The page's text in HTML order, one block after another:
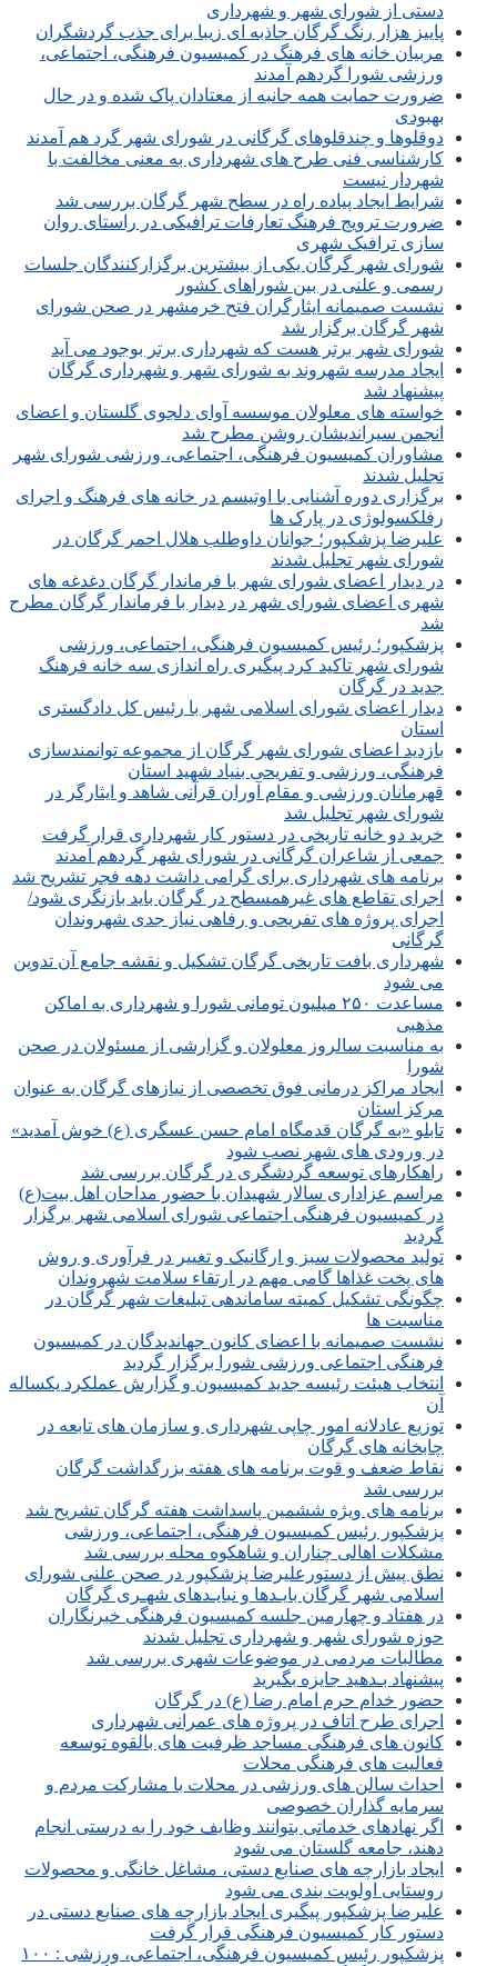
دستی از شورای شهر و شهرداری
پاییز هزار رنگ گرگان جاذبه ای زیبا برای جذب گردشگران
مربیان خانه های فرهنگ در کمیسیون فرهنگی، اجتماعی،
ورزشی شورا گردهم آمدند
ضرورت حمایت همه جانبه از معتادان پاک شده و در حال
بهبودی
دوقلوها و چندقلوهای گرگانی در شورای شهر گرد هم آمدند
کارشناسی فنی طرح های شهرداری به معنی مخالفت با
شهردار نیست
شرایط ایجاد پیاده راه در سطح شهر گرگان بررسی شد
ضرورت ترویج فرهنگ تعارفات ترافیکی در راستای روان
سازی ترافیک شهری
شورای شهر گرگان یکی از بیشترین برگزارکنندگان جلسات
رسمی و علنی در بین شوراهای کشور
نشست صمیمانه ایثارگران فتح خرمشهر در صحن شورای
شهر گرگان برگزار شد
شورای شهر برتر هست که شهرداری برتر بوجود می آید
ایجاد مدرسه شهروند به شورای شهر و شهرداری گرگان
پیشنهاد شد
خواسته های معلولان موسسه آوای دلجوی گلستان و اعضای
انجمن سیراندیشان روشن مطرح شد
مشاوران کمیسیون فرهنگی، اجتماعی، ورزشی شورای شهر
تجلیل شدند
برگزاری دوره آشنایی با اوتیسم در خانه های فرهنگ و اجرای
رفلکسولوژی در پارک ها
علیرضا پزشکپور؛ جوانان داوطلب هلال احمر گرگان در
شورای شهر تجلیل شدند
در دیدار اعضای شورای شهر با فرماندار گرگان دغدغه های
شهری اعضای شورای شهر در دیدار با فرماندار گرگان مطرح
شد
پزشکپور؛ رئیس کمیسیون فرهنگی، اجتماعی، ورزشی
شورای شهر تاکید کرد پیگیری راه اندازی سه خانه فرهنگ
جدید در گرگان
دیدار اعضای شورای اسلامی شهر با رئیس کل دادگستری
استان
بازدید اعضای شورای شهر گرگان از مجموعه توانمندسازی
فرهنگی، ورزشی و تفریحی بنیاد شهید استان
قهرمانان ورزشی و مقام آوران قرآنی شاهد و ایثارگر در
شورای شهر تجلیل شد
خرید دو خانه تاریخی در دستور کار شهرداری قرار گرفت
جمعی از شاعران گرگانی در شورای شهر گردهم آمدند
برنامه های شهرداری برای گرامی داشت دهه فجر تشریح شد
اجرای تقاطع های غیرهمسطح در گرگان باید بازنگری شود/
اجرای پروژه های تفریحی و رفاهی نیاز جدی شهروندان
گرگانی
شهرداری بافت تاریخی گرگان تشکیل و نقشه جامع آن تدوین
می شود
مساعدت ۲۵۰ میلیون تومانی شورا و شهرداری به اماکن
مذهبی
به مناسبت سالروز معلولان و گزارشی از مسئولان در صحن
شورا
ایجاد مراکز درمانی فوق تخصصی از نیازهای گرگان به عنوان
مرکز استان
تابلو «به گرگان قدمگاه امام حسن عسگری (ع) خوش آمدید»
در ورودی های شهر نصب شود
راهکارهای توسعه گردشگری در گرگان بررسی شد
مراسم عزاداری سالار شهیدان با حضور مداحان اهل بیت(ع)
در کمیسیون فرهنگی اجتماعی شورای اسلامی شهر برگزار
گردید
تولید محصولات سبز و ارگانیک و تغییر در فرآوری و روش
های پخت غذاها گامی مهم در ارتقاء سلامت شهروندان
چگونگی تشکیل کمیته ساماندهی تبلیغات شهر گرگان در
مناسبت ها
نشست صمیمانه با اعضای کانون جهاندیدگان در کمیسیون
فرهنگی اجتماعی ورزشی شورا برگزار گردید
انتخاب هیئت رئیسه جدید کمیسیون و گزارش عملکرد یکساله
آن
توزیع عادلانه امور چاپی شهرداری و سازمان های تابعه در
چابخانه های گرگان
نقاط ضعف و قوت برنامه های هفته بزرگداشت گرگان
بررسی شد
برنامه های ویژه ششمین پاسداشت هفته گرگان تشریح شد
پزشکپور رئیس کمیسیون فرهنگی، اجتماعی، ورزشی
مشکلات اهالی چناران و شاهکوه محله بررسی شد
نطق پیش از دستورعلیرضا پزشکپور در صحن علنی شورای
اسلامی شهر گرگان بایـدها و نبایـدهای شهـری گرگان
در هفتاد و چهارمین جلسه کمیسیون فرهنگی خبرنگاران
حوزه شورای شهر و شهرداری تجلیل شدند
مطالبات مردمی در موضوعات شهری بررسی شد
پیشنهاد بـدهید جایزه بگیرید
حضور خدام حرم امام رضا (ع) در گرگان
اجرای طرح اتاف در پروژه های عمرانی شهرداری
کانون های فرهنگی مساجد ظرفیت های بالقوه توسعه
فعالیت های فرهنگی محلات
احداث سالن های ورزشی در محلات با مشارکت مردم و
سرمایه گذاران خصوصی
اگر نهادهای خدماتی بتوانند وظایف خود را به درستی انجام
دهند، جامعه گلستان می شود
ایجاد بازارچه های صنایع دستی، مشاغل خانگی و محصولات
روستایی اولویت بندی می شود
علیرضا پزشکپور پیگیری ایجاد بازارچه های صنایع دستی در
دستور کار کمیسیون فرهنگی قرار گرفت
پزشکپور رئیس کمیسیون فرهنگی، اجتماعی، ورزشی : ۱۰۰